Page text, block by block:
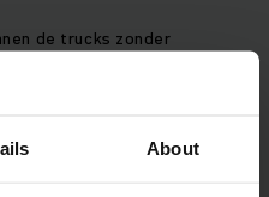
About
de trucks zonder
lunchpauze. En zonder dat
de productiviteit